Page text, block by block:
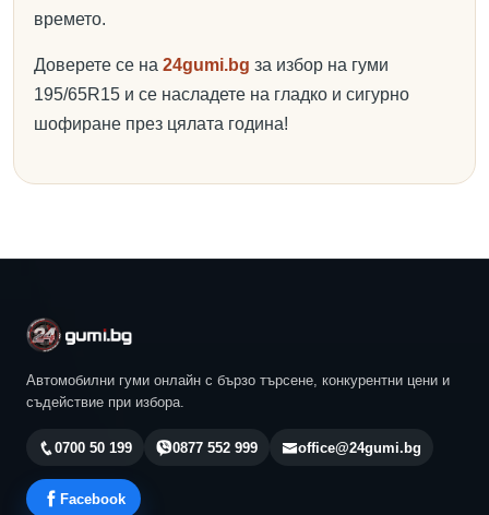
времето.
Доверете се на 24gumi.bg за избор на гуми
195/65R15 и се насладете на гладко и сигурно
шофиране през цялата година!
Автомобилни гуми онлайн с бързо търсене, конкурентни цени и
съдействие при избора.
0700 50 199 0877 552 999 office@24gumi.bg
Facebook